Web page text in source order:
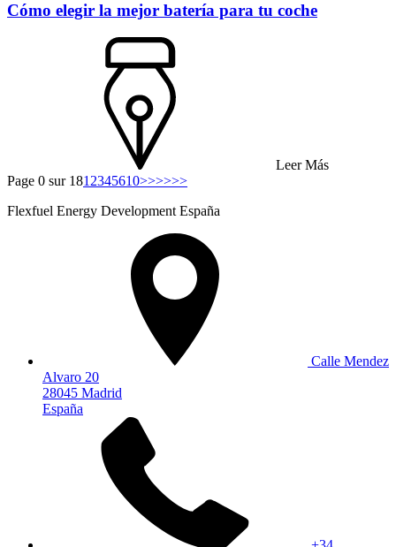
Cómo elegir la mejor batería para tu coche
Leer Más
Page 0 sur 181 2345610>>>>>>
Flexfuel Energy Development España
Calle Mendez
Alvaro 20
28045 Madrid
España